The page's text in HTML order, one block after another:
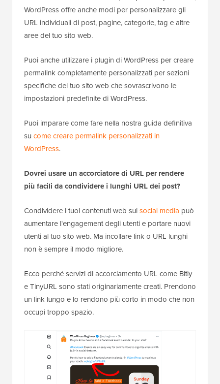
WordPress offre anche modi per personalizzare gli
URL individuali di post, pagine, categorie, tag e altre
aree del tuo sito web.
Puoi anche utilizzare i plugin di WordPress per creare
permalink completamente personalizzati per sezioni
specifiche del tuo sito web che sovrascrivono le
impostazioni predefinite di WordPress.
Puoi imparare come fare nella nostra guida definitiva
su come creare permalink personalizzati in
WordPress.
Dovrei usare un accorciatore di URL per rendere
più facili da condividere i lunghi URL dei post?
Condividere i tuoi contenuti web suisocial media può
aumentare l'engagement degli utenti e portare nuovi
utenti al tuo sito web. Ma incollare link o URL lunghi
non è sempre il modo migliore.
Ecco perché servizi di accorciamento URL come Bitly
e TinyURL sono stati originariamente creati. Prendono
un link lungo e lo rendono più corto in modo che non
occupi troppo spazio.